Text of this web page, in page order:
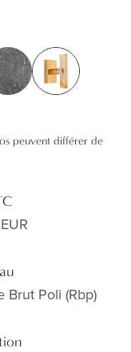
peuvent différer de
Brut Poli (rbp)